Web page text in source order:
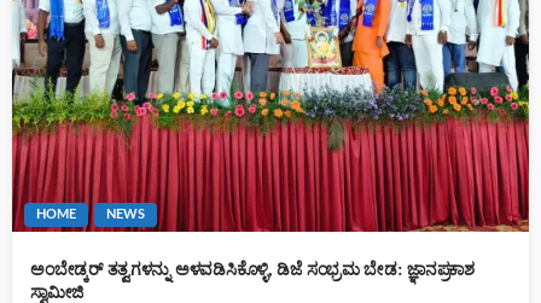
HOME NEWS
ಅಂಬೇಡ್ಕರ್ ತತ್ವಗಳನ್ನು ಅಳವಡಿಸಿಕೊಳ್ಳಿ, ಡಿಜೆ ಸಂಭ್ರಮ ಬೇಡ: ಜ್ಞಾನಪ್ರಕಾಶ
ಸ್ವಾಮೀಜಿ